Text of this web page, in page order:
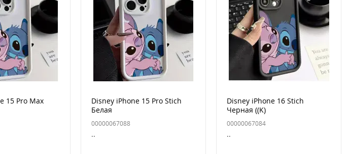
15 Pro Max
Disney iPhone 15 Pro Stich
Белая
00000067088
..
Disney iPhone 16 Stich
Черная ((K)
00000067084
..